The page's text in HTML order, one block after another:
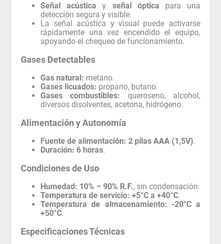
Señal acústica y señal óptica para una
detección segura y visible.
La señal acústica y visual puede activarse
rápidamente una vez encendido el equipo,
apoyando el chequeo de funcionamiento.
Gases Detectables
Gas natural: metano.
Gases licuados: propano, butano.
Gases combustibles: queroseno, alcohol,
diversos disolventes, acetona, hidrógeno.
Alimentación y Autonomía
Fuente de alimentación: 2 pilas AAA (1,5V).
Duración: 6 horas.
Condiciones de Uso
Humedad: 10% – 90% R.F., sin condensación.
Temperatura de servicio: +5°C a +40°C.
Temperatura de almacenamiento: -20°C a
+50°C.
Especificaciones Técnicas